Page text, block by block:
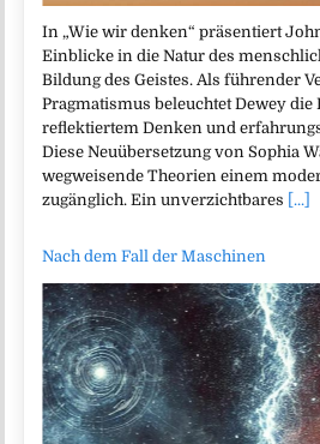
In „Wie wir denken“ präsentiert
Einblicke in die Natur des
Bildung des Geistes. Als führender
Pragmatismus beleuchtet Dewey die
reflektiertem Denken und
Diese Neuübersetzung von Sophia
wegweisende Theorien einem
zugänglich. Ein unverzichtbares [...]
Nach dem Fall der Maschinen